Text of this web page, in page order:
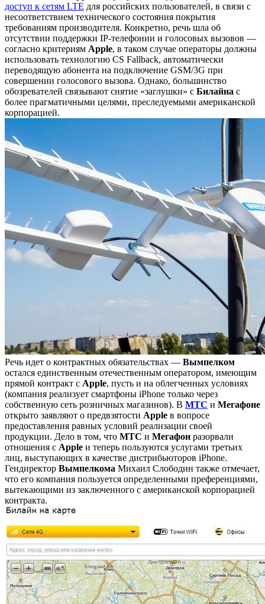
доступ к сетям LTE для российских пользователей, в связи с
несоответствием технического состояния покрытия
требованиям производителя. Конкретно, речь шла об
отсутствии поддержки IP-телефонии и голосовых вызовов —
согласно критериям Apple, в таком случае операторы должны
использовать технологию CS Fallback, автоматически
переводящую абонента на подключение GSM/3G при
совершении голосового вызова. Однако, большинство
обозревателей связывают снятие «заглушки» с Билайна с
более прагматичными целями, преследуемыми американской
корпорацией.
Речь идет о контрактных обязательствах — Вымпелком
остался единственным отечественным оператором, имеющим
прямой контракт с Apple, пусть и на облегченных условиях
(компания реализует смартфоны iPhone только через
собственную сеть розничных магазинов). В МТС и Мегафоне
открыто заявляют о предвзятости Apple в вопросе
предоставления равных условий реализации своей
продукции. Дело в том, что МТС и Мегафон разорвали
отношения с Apple и теперь пользуются услугами третьих
лиц, выступающих в качестве дистрибьюторов iPhone.
Гендиректор Вымпелкома Михаил Слободин также отмечает,
что его компания пользуется определенными преференциями,
вытекающими из заключенного с американской корпорацией
контракта.